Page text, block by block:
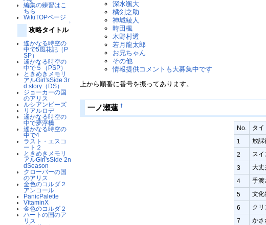
編集の練習はこ
ちら
WikiTOPページ
↑
攻略タイトル
遙かなる時空の
中で5風花記（P
SP）
遙かなる時空の
中で５（PSP）
ときめきメモリ
アルGirl'sSide 3r
d story（DS）
ジョーカーの国
のアリス
ルシアンビーズ
リアルロデ
遙かなる時空の
中で夢浮橋
遙かなる時空の
中で4
ラスト・エスコ
ート２
ときめきメモリ
アルGirl'sSide 2n
dSeason
クローバーの国
のアリス
金色のコルダ２
アンコール
PanicPalette
VitaminX
金色のコルダ２
ハートの国のア
リス
深水颯大
橘剣之助
神城綾人
時田楓
木野村透
若月龍太郎
お兄ちゃん
その他
情報提供コメントも大募集中です
上から順番に番号を振ってあります。
一ノ瀬蓮 †
No. タイ
1 放課
2 ス
3 大丈
4
手渡
5 文化
6 クリ
7 かさ